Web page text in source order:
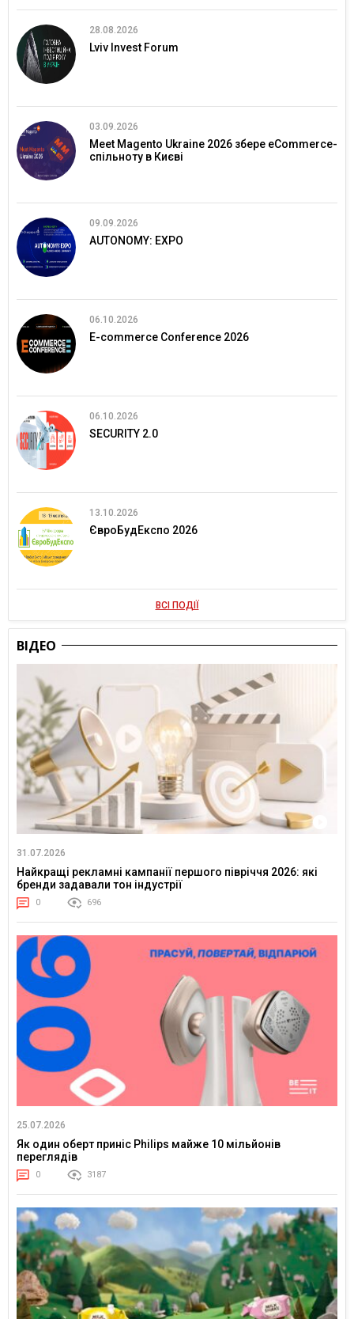
28.08.2026
Lviv Invest Forum
03.09.2026
Meet Magento Ukraine 2026 збере eCommerce-
спільноту в Києві
09.09.2026
AUTONOMY: EXPO
06.10.2026
E-commerce Conference 2026
06.10.2026
SECURITY 2.0
13.10.2026
ЄвроБудЕкспо 2026
ВСІ ПОДІЇ
ВІДЕО
31.07.2026
Найкращі рекламні кампанії першого півріччя 2026: які
бренди задавали тон індустрії
0 696
25.07.2026
Як один оберт приніс Philips майже 10 мільйонів
переглядів
0 3187